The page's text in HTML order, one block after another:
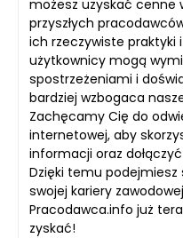
możesz uzyskać cenne
przyszłych
ich rzeczywiste praktyki
użytkownicy mogą
spostrzeżeniami i
bardziej wzbogaca
Zachęcamy Cię do
internetowej, aby
informacji oraz
Dzięki temu
swojej kariery
Pracodawca.info już
zyskać!